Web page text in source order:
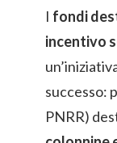
I fondi
incentivo
successo:
PNRR)